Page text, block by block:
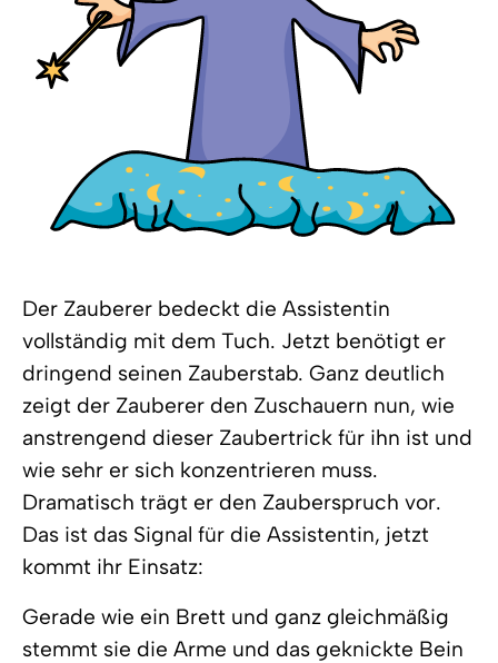
Der Zauberer bedeckt die Assistentin
vollständig mit dem Tuch. Jetzt benötigt er
dringend seinen Zauberstab. Ganz deutlich
zeigt der Zauberer den Zuschauern nun, wie
anstrengend dieser Zaubertrick für ihn ist und
wie sehr er sich konzentrieren muss.
Dramatisch trägt er den Zauberspruch vor.
Das ist das Signal für die Assistentin, jetzt
kommt ihr Einsatz:
Gerade wie ein Brett und ganz gleichmäßig
stemmt sie die Arme und das geknickte Bein